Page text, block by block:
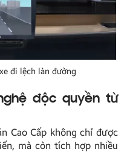
đi lệch làn đường
độc quyền từ
Cao Cấp không chỉ được
mà còn tích hợp nhiều